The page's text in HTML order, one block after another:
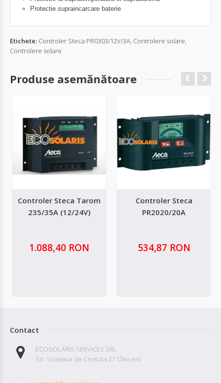
Protectie supraincarcare baterie
Etichete: Controler Steca PR0303/12V/3A Controlere solare
Controlere solare
Produse asemănătoare
Controler Steca Tarom
235/35A (12/24V)
1.088,40 RON
Controler Steca
PR2020/20A
534,87 RON
Contact
ECOSOLARIS SERVICES SRL
Str. Soseaua de Centura 27 Clinceni